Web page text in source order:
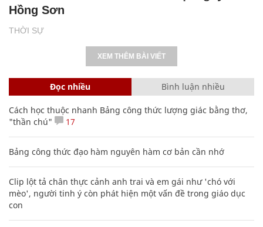
THỜI SỰ
Hồng Sơn
XEM THÊM BÀI VIẾT
Đọc nhiều Bình luận nhiều
Cách học thuộc nhanh Bảng công thức lượng giác bằng thơ,
"thần chú"
17
Bảng công thức đạo hàm nguyên hàm cơ bản cần nhớ
Clip lột tả chân thực cảnh anh trai và em gái như 'chó với
mèo', người tinh ý còn phát hiện một vấn đề trong giáo dục
con